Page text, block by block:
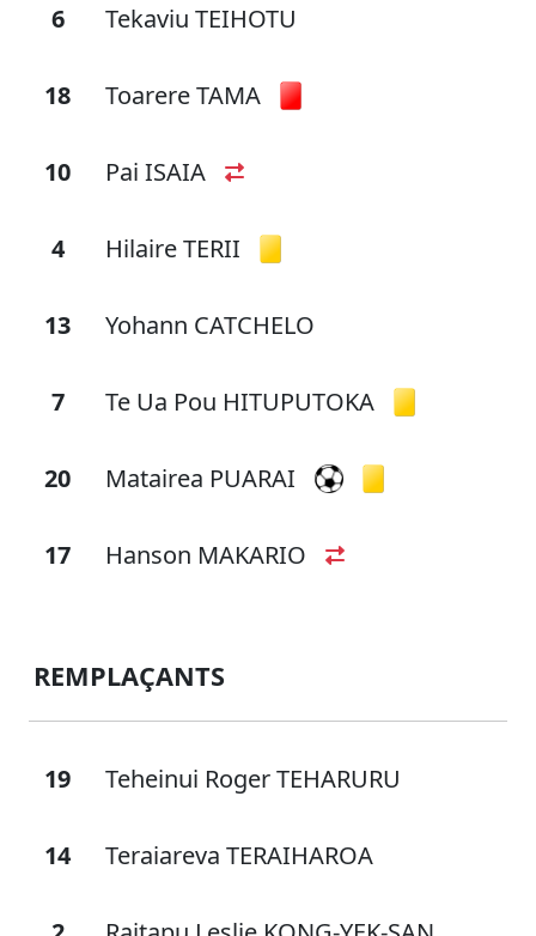
6 Tekaviu TEIHOTU
18 Toarere TAMA
10 Pai ISAIA
4 Hilaire TERII
13 Yohann CATCHELO
7 Te Ua Pou HITUPUTOKA
20 Matairea PUARAI
17 Hanson MAKARIO
REMPLAÇANTS
19 Teheinui Roger TEHARURU
14 Teraiareva TERAIHAROA